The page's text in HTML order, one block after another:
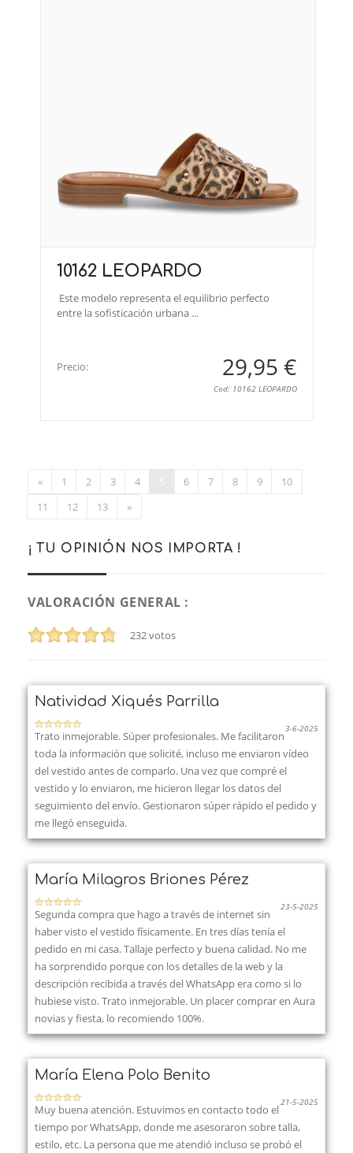
10162 LEOPARDO
Este modelo representa el equilibrio perfecto
entre la sofisticación urbana ...
Precio: 29,95 €
Cod: 10162 LEOPARDO
« 1 2 3 4 6 7 8 9
10
11
12 13 »
¡ TU OPINIÓN NOS IMPORTA !
VALORACIÓN GENERAL :
232votos
Natividad Xiqués Parrilla
3-6-2025
Trato inmejorable. Súper profesionales. Me facilitaron
toda la información que solicité, incluso me enviaron vídeo
del vestido antes de comparlo. Una vez que compré el
vestido y lo enviaron, me hicieron llegar los datos del
seguimiento del envío. Gestionaron súper rápido el pedido y
me llegó enseguida.
María Milagros Briones Pérez
23-5-2025
Segunda compra que hago a través de internet sin
haber visto el vestido físicamente. En tres días tenía el
pedido en mi casa. Tallaje perfecto y buena calidad. No me
ha sorprendido porque con los detalles de la web y la
descripción recibida a través del WhatsApp era como si lo
hubiese visto. Trato inmejorable. Un placer comprar en Aura
novias y fiesta, lo recomiendo 100%.
María Elena Polo Benito
21-5-2025
Muy buena atención. Estuvimos en contacto todo el
tiempo por WhatsApp, donde me asesoraron sobre talla,
estilo, etc. La persona que me atendió incluso se probó el